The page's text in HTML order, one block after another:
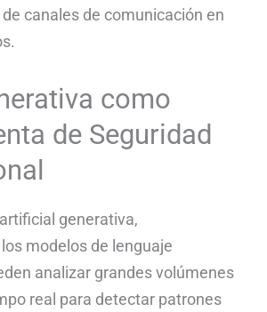
canales de comunicación en
como
de Seguridad
generativa,
modelos de lenguaje
analizar grandes volúmenes
real para detectar patrones